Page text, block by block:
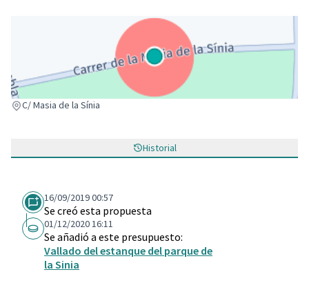
C/ Masia de la Sínia
(Enlace externo)
Historial
16/09/2019 00:57
Se creó esta propuesta
01/12/2020 16:11
Se añadió a este presupuesto:
Vallado del estanque del parque de
la Sinia